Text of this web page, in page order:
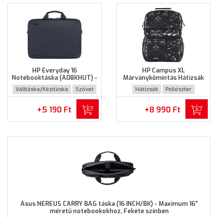
HP Everyday 16
Notebooktáska (A08KHUT) -
Maximum 16" méretű
notebookokhoz - Szürke
színben
Válltáska/Kézitáska Szövet
+5 190 Ft
HP Campus XL
Márványkőmintás Hátizsák
(7K0E2AA) - Maximum 16.1"
méretű notebookokhoz,
Márványkőmintás színben
Hátizsák Poliészter
+8 990 Ft
Asus NEREUS CARRY BAG táska (16 INCH/BK) - Maximum 16"
méretű notebookokhoz, Fekete színben